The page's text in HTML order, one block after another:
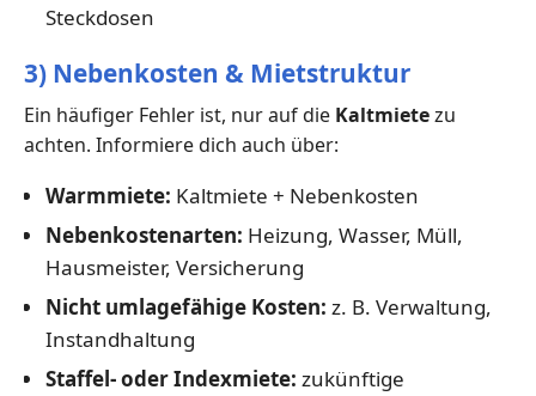
Steckdosen
3) Nebenkosten & Mietstruktur
Ein häufiger Fehler ist, nur auf die Kaltmietezu
achten. Informiere dich auch über:
Warmmiete: Kaltmiete + Nebenkosten
Nebenkostenarten: Heizung, Wasser, Müll,
Hausmeister, Versicherung
Nicht umlagefähige Kosten: z. B. Verwaltung,
Instandhaltung
Staffel- oder Indexmiete: zukünftige